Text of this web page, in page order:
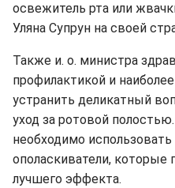
освежитель рта или
Уляна Супрун на своей
Также и. о. министра
профилактикой и
устранить деликатный
уход за ротовой
необходимо
ополаскиватели, которые
лучшего эффекта.